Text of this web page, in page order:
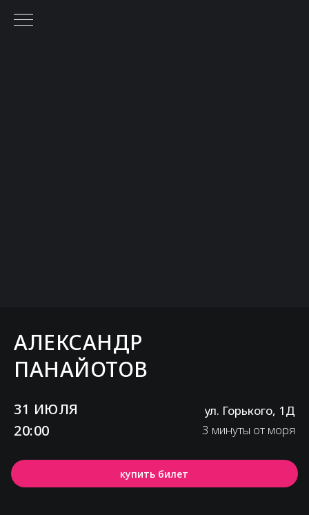
АЛЕКСАНДР
ПАНАЙОТОВ
31 ИЮЛЯ
20:00
3 минуты от моря
купить билет
ул. Горького, 1Д